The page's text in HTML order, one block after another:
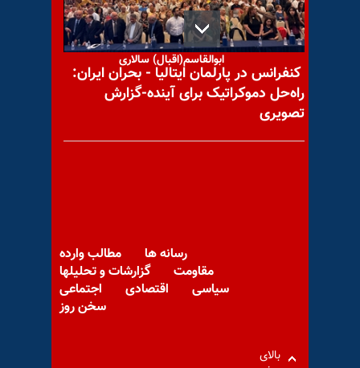
با یاد مجاهد شهید
ابوالقاسم(اقبال) سالاری
معشوق عشق و مونس یوسف
کنفرانس در پارلمان ایتالیا - بحران ایران:
راه‌حل دموکراتیک برای آینده-گزارش
تصویری
مطالب وارده
رسانه ها
گزارشات و تحلیلها
مقاومت
اجتماعی
اقتصادی
سیاسی
سخن روز
بالای